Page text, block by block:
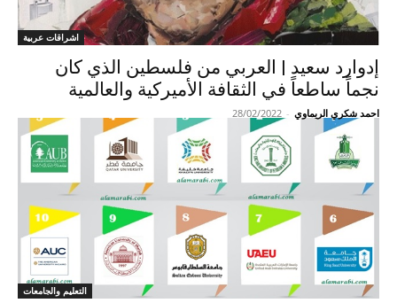
اشراقات عربية
إدوارد سعيد | العربي من فلسطين الذي كان
نجماً ساطعاً في الثقافة الأميركية والعالمية
احمد شكري الريماوي -
28/02/2022
التعليم والجامعات